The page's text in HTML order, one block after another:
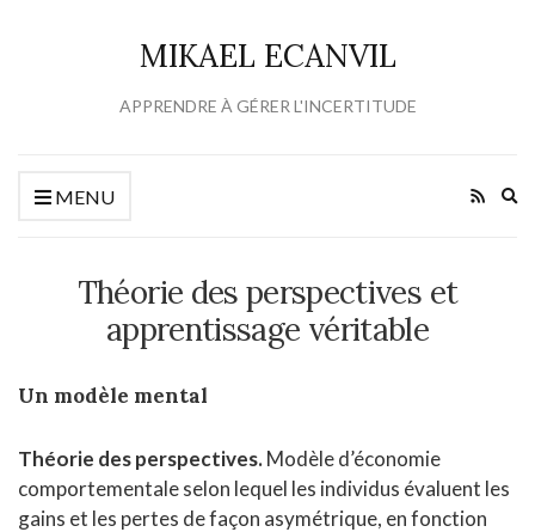
MIKAEL ECANVIL
APPRENDRE À GÉRER L'INCERTITUDE
MENU
Théorie des perspectives et
apprentissage véritable
Un modèle mental
Théorie des perspectives.Modèle d’économie
comportementale selon lequel les individus évaluent les
gains et les pertes de façon asymétrique, en fonction